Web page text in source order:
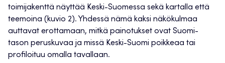
toimijakenttä näyttää Keski-Suomessa sekä kartalla että
teemoina (kuvio 2). Yhdessä nämä kaksi näkökulmaa
auttavat erottamaan, mitkä painotukset ovat Suomi-
tason peruskuvaa ja missä Keski-Suomi poikkeaa tai
profiloituu omalla tavallaan.